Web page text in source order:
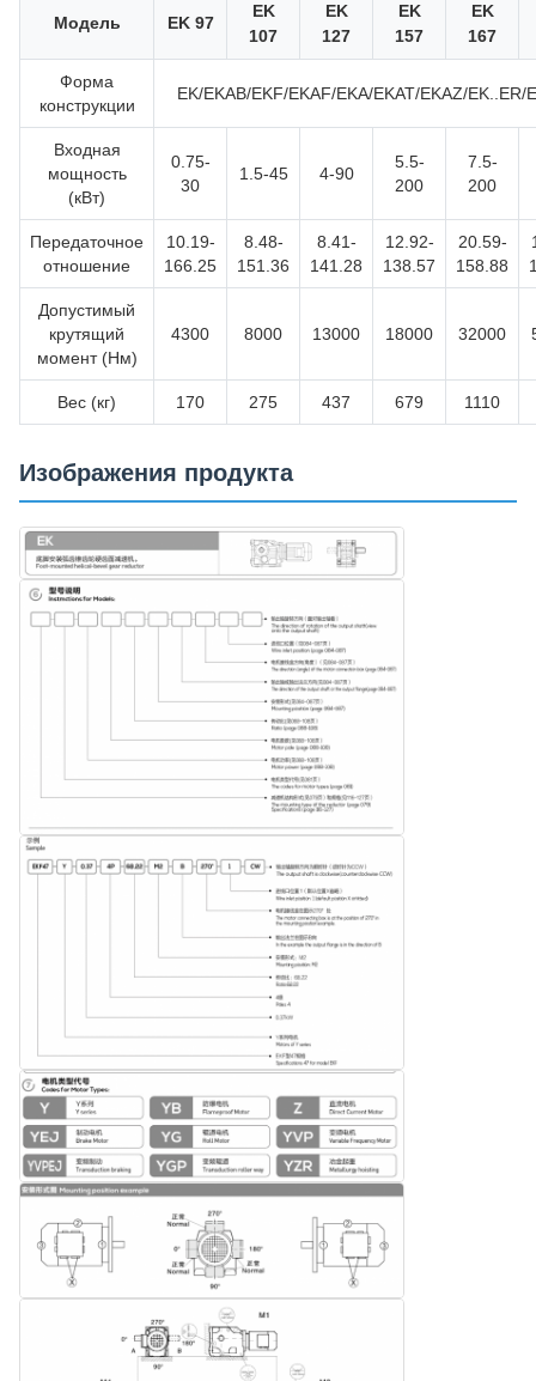
Модель EK 97
EK
107
EK
127
EK
157
EK
167
Форма
конструкции
EK/EKAB/EKF/EKAF/EKA/EKAT/EKAZ/EK..ER/
Входная
мощность
(кВт)
0.75-
30
1.5-45 4-90
5.5-
200
7.5-
200
Передаточное
отношение
10.19-
166.25
8.48-
151.36
8.41-
141.28
12.92-
138.57
20.59-
158.88
Допустимый
крутящий
момент (Нм)
4300 8000 13000 18000 32000
Вес (кг) 170 275 437 679 1110
Изображения продукта